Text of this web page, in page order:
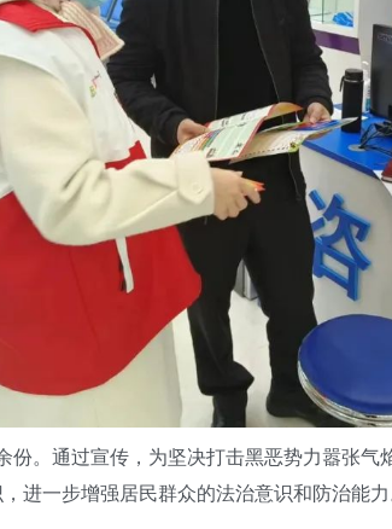
。通过宣传，为坚决打击黑恶势力嚣张气
进一步增强居民群众的法治意识和防治能力